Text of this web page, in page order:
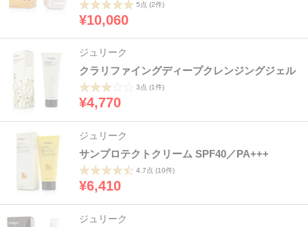
5点 (2件)
¥10,060
ジュリーク
クラリファイングディープクレンジングジェル
3点 (1件)
¥4,770
ジュリーク
サンプロテクトクリーム SPF40／PA+++
4.7点 (10件)
¥6,410
ジュリーク